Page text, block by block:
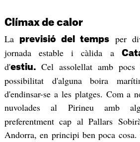
Clímax de calor
La previsió del temps
per
jornada estable i càlida a
d'estiu. Cel assolellat amb
possibilitat d'alguna boira
d'endinsar-se a les platges. Com a
nuvolades al Pirineu amb
preferentment cap al Pallars
Andorra, en principi ben poca